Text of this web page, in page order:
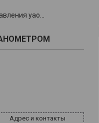
Реле (включатель) давления yaoda sk-2b с манометром
Адрес и контакты